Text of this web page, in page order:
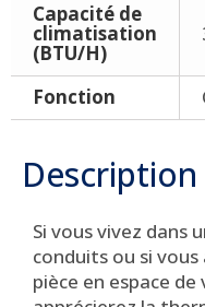
Capacité de
climatisation
(BTU/H)
Fonction
Description
Si vous vivez dans
conduits ou si
pièce en espace